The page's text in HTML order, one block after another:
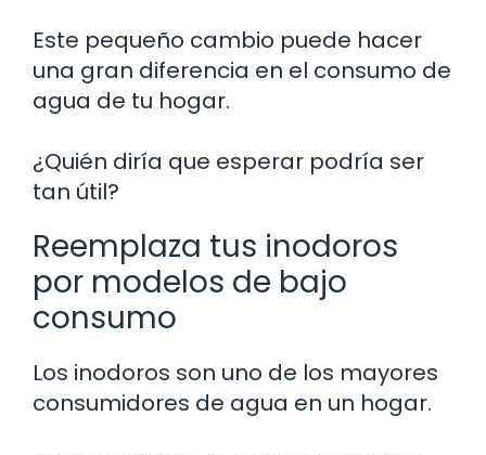
Este pequeño cambio puede hacer
una gran diferencia en el consumo de
agua de tu hogar.
¿Quién diría que esperar podría ser
tan útil?
Reemplaza tus inodoros
por modelos de bajo
consumo
Los inodoros son uno de los mayores
consumidores de agua en un hogar.